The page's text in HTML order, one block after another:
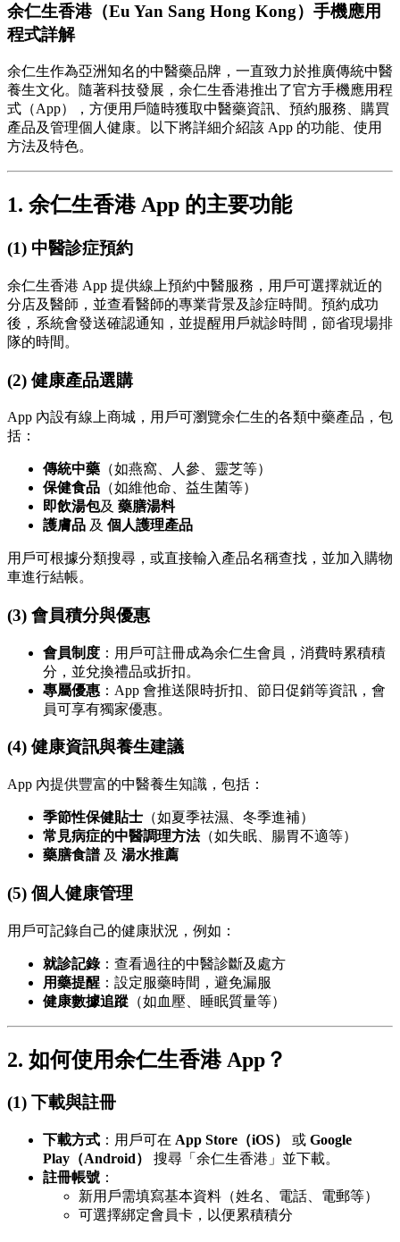
余仁生香港（Eu Yan Sang Hong Kong）手機應用
程式詳解
余仁生作為亞洲知名的中醫藥品牌，一直致力於推廣傳統中醫
養生文化。隨著科技發展，余仁生香港推出了官方手機應用程
式（App），方便用戶隨時獲取中醫藥資訊、預約服務、購買
產品及管理個人健康。以下將詳細介紹該 App 的功能、使用
方法及特色。
1. 余仁生香港 App 的主要功能
(1) 中醫診症預約
余仁生香港 App 提供線上預約中醫服務，用戶可選擇就近的
分店及醫師，並查看醫師的專業背景及診症時間。預約成功
後，系統會發送確認通知，並提醒用戶就診時間，節省現場排
隊的時間。
(2) 健康產品選購
App 內設有線上商城，用戶可瀏覽余仁生的各類中藥產品，包
括：
傳統中藥 （如燕窩、人參、靈芝等）
保健食品 （如維他命、益生菌等）
即飲湯包及 藥膳湯料
護膚品 及 個人護理產品
用戶可根據分類搜尋，或直接輸入產品名稱查找，並加入購物
車進行結帳。
(3) 會員積分與優惠
會員制度 ：用戶可註冊成為余仁生會員，消費時累積積
分，並兌換禮品或折扣。
專屬優惠 ：App 會推送限時折扣、節日促銷等資訊，會
員可享有獨家優惠。
(4) 健康資訊與養生建議
App 內提供豐富的中醫養生知識，包括：
季節性保健貼士 （如夏季祛濕、冬季進補）
常見病症的中醫調理方法（如失眠、腸胃不適等）
藥膳食譜及 湯水推薦
(5) 個人健康管理
用戶可記錄自己的健康狀況，例如：
就診記錄：查看過往的中醫診斷及處方
用藥提醒 ：設定服藥時間，避免漏服
健康數據追蹤 （如血壓、睡眠質量等）
2. 如何使用余仁生香港 App？
(1) 下載與註冊
下載方式 ：用戶可在 App Store（iOS） 或 Google
Play（Android）
搜尋「余仁生香港」並下載。
註冊帳號 ：
新用戶需填寫基本資料（姓名、電話、電郵等）
可選擇綁定會員卡，以便累積積分